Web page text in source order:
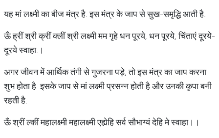
यह मां लक्ष्मी का बीज मंत्र है. इस मंत्र के जाप से सुख-समृद्धि आती है.
ऊँ ह्रीं श्री क्रीं क्लीं श्री लक्ष्मी मम गृहे धन पूरये, धन पूरये, चिंताएं दूरये-
दूरये स्वाहा:।
अगर जीवन में आर्थिक तंगी से गुजरना पड़े, तो इस मंत्र का जाप करना
शुभ होता है. इसके जाप से मां लक्ष्मी प्रसन्न होती है और उनकी कृपा बनी
रहती है.
ऊँ श्रीं ल्कीं महालक्ष्मी महालक्ष्मी एह्येहि सर्व सौभाग्यं देहि मे स्वाहा।।